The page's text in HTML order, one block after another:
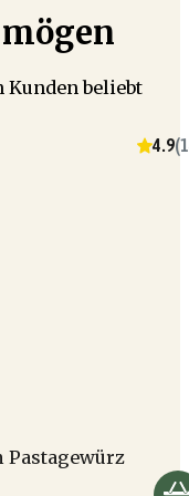
Kunden beliebt
4.9(
Pastagewürz